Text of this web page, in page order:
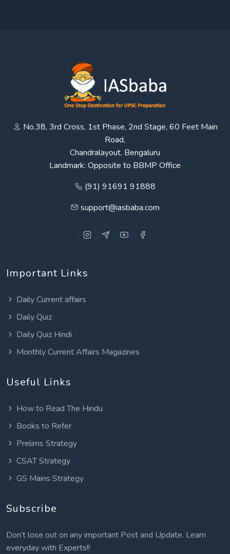
No.38, 3rd Cross, 1st Phase, 2nd Stage, 60 Feet Main
Road,
Chandralayout, Bengaluru
Landmark: Opposite to BBMP Office
(91) 91691 91888
support@iasbaba.com
Important Links
Daily Current affairs
Daily Quiz
Daily Quiz Hindi
Monthly Current Affairs Magazines
Useful Links
How to Read The Hindu
Books to Refer
Prelims Strategy
CSAT Strategy
GS Mains Strategy
Subscribe
Don’t lose out on any important Post and Update. Learn
everyday with Experts!!